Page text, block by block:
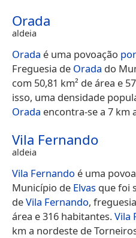
Orada
aldeia
Orada é uma povoação
Freguesia de Orada do
com 50,81 km² de área e
isso, uma densidade
Orada encontra-se a 7 km
Vila Fernando
aldeia
Vila Fernando é uma
Município de Elvas que foi
deVila Fernando,
área e 316 habitantes.Vila
km a nordeste de